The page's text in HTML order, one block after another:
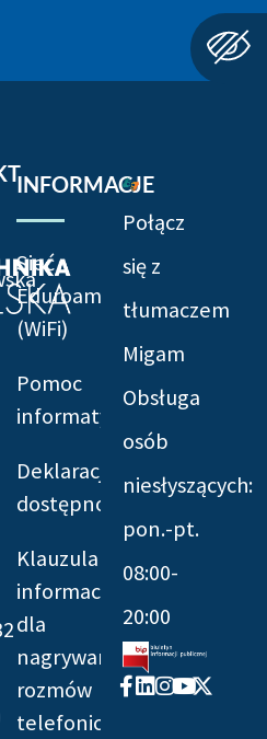
INFORMACJE
Sieć
Eduroam
(WiFi)
Pomoc
informatyczna
Deklaracja
dostępności
Klauzula
informacyjna
dla
nagrywania
rozmów
telefonicznych
Połącz
się z
tłumaczem
Migam
Obsługa
osób
niesłyszących:
pon.-pt.
08:00-
20:00
Facebook-
f
Linkedin
Instagram
Youtube
X-
twitter